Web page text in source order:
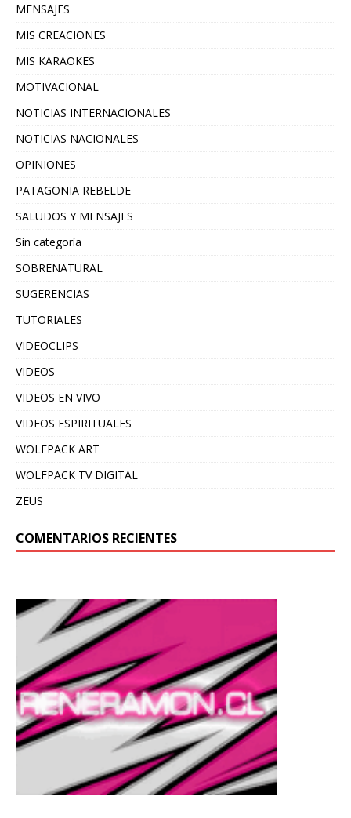
MENSAJES
MIS CREACIONES
MIS KARAOKES
MOTIVACIONAL
NOTICIAS INTERNACIONALES
NOTICIAS NACIONALES
OPINIONES
PATAGONIA REBELDE
SALUDOS Y MENSAJES
Sin categoría
SOBRENATURAL
SUGERENCIAS
TUTORIALES
VIDEOCLIPS
VIDEOS
VIDEOS EN VIVO
VIDEOS ESPIRITUALES
WOLFPACK ART
WOLFPACK TV DIGITAL
ZEUS
COMENTARIOS RECIENTES